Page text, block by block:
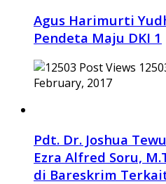
Agus Harimurti
Pendeta Maju DKI 1
February, 2017
Pdt. Dr. Joshua
Ezra Alfred Soru,
di Bareskrim